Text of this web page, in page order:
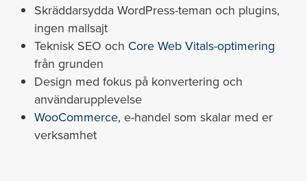
Skräddarsydda WordPress-teman och plugins,
ingen mallsajt
Teknisk SEO och Core Web Vitals-optimering
från grunden
Design med fokus på konvertering och
användarupplevelse
WooCommerce, e-handel som skalar med er
verksamhet